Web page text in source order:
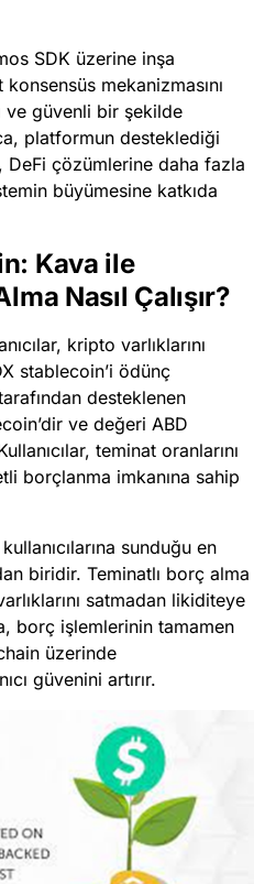
SDK üzerine inşa
mekanizmasını
ve güvenli bir şekilde
platformun desteklediği
çözümlerine daha fazla
büyümesine katkıda
Kava ile
Nasıl Çalışır?
kripto varlıklarını
stablecoin’i ödünç
desteklenen
ve değeri ABD
teminat oranlarını
borçlanma imkanına sahip
sunduğu en
biridir. Teminatlı borç alma
satmadan likiditeye
borç işlemlerinin tamamen
üzerinde
güvenini artırır.